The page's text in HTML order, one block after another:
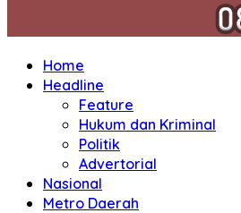
Home
Headline
Feature
Hukum dan Kriminal
Politik
Advertorial
Nasional
Metro Daerah